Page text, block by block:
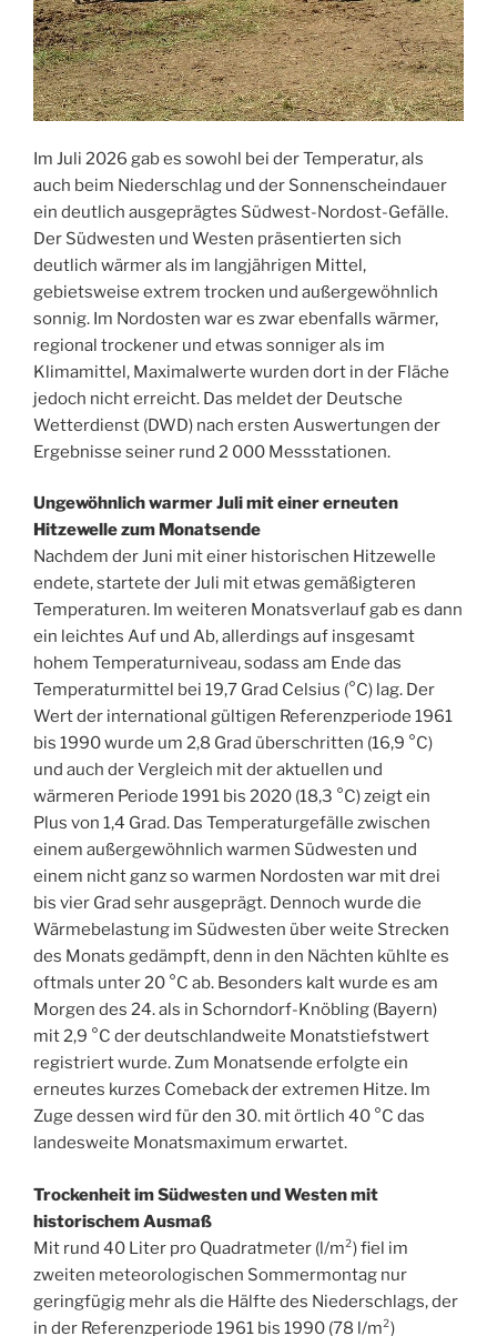
Im Juli 2026 gab es sowohl bei der Temperatur, als
auch beim Niederschlag und der Sonnenscheindauer
ein deutlich ausgeprägtes Südwest-Nordost-Gefälle.
Der Südwesten und Westen präsentierten sich
deutlich wärmer als im langjährigen Mittel,
gebietsweise extrem trocken und außergewöhnlich
sonnig. Im Nordosten war es zwar ebenfalls wärmer,
regional trockener und etwas sonniger als im
Klimamittel, Maximalwerte wurden dort in der Fläche
jedoch nicht erreicht. Das meldet der Deutsche
Wetterdienst (DWD) nach ersten Auswertungen der
Ergebnisse seiner rund 2 000 Messstationen.
Ungewöhnlich warmer Juli mit einer erneuten
Hitzewelle zum Monatsende
Nachdem der Juni mit einer historischen Hitzewelle
endete, startete der Juli mit etwas gemäßigteren
Temperaturen. Im weiteren Monatsverlauf gab es dann
ein leichtes Auf und Ab, allerdings auf insgesamt
hohem Temperaturniveau, sodass am Ende das
Temperaturmittel bei 19,7 Grad Celsius (°C) lag. Der
Wert der international gültigen Referenzperiode 1961
bis 1990 wurde um 2,8 Grad überschritten (16,9 °C)
und auch der Vergleich mit der aktuellen und
wärmeren Periode 1991 bis 2020 (18,3 °C) zeigt ein
Plus von 1,4 Grad. Das Temperaturgefälle zwischen
einem außergewöhnlich warmen Südwesten und
einem nicht ganz so warmen Nordosten war mit drei
bis vier Grad sehr ausgeprägt. Dennoch wurde die
Wärmebelastung im Südwesten über weite Strecken
des Monats gedämpft, denn in den Nächten kühlte es
oftmals unter 20 °C ab. Besonders kalt wurde es am
Morgen des 24. als in Schorndorf-Knöbling (Bayern)
mit 2,9 °C der deutschlandweite Monatstiefstwert
registriert wurde. Zum Monatsende erfolgte ein
erneutes kurzes Comeback der extremen Hitze. Im
Zuge dessen wird für den 30. mit örtlich 40 °C das
landesweite Monatsmaximum erwartet.
Trockenheit im Südwesten und Westen mit
historischem Ausmaß
Mit rund 40 Liter pro Quadratmeter (l/m²) fiel im
zweiten meteorologischen Sommermontag nur
geringfügig mehr als die Hälfte des Niederschlags, der
in der Referenzperiode 1961 bis 1990 (78 l/m²)